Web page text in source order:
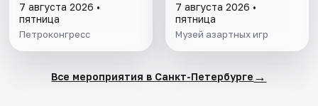
7 августа 2026 •
пятница
Петроконгресс
7 августа 2026 •
пятница
Музей азартных игр
Все мероприятия в Санкт-Петербурге →